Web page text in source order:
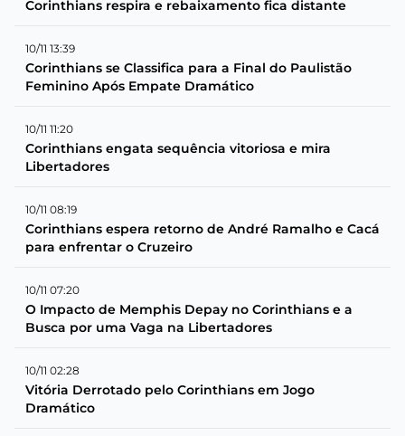
Corinthians respira e rebaixamento fica distante
10/11 13:39
Corinthians se Classifica para a Final do Paulistão
Feminino Após Empate Dramático
10/11 11:20
Corinthians engata sequência vitoriosa e mira
Libertadores
10/11 08:19
Corinthians espera retorno de André Ramalho e Cacá
para enfrentar o Cruzeiro
10/11 07:20
O Impacto de Memphis Depay no Corinthians e a
Busca por uma Vaga na Libertadores
10/11 02:28
Vitória Derrotado pelo Corinthians em Jogo
Dramático